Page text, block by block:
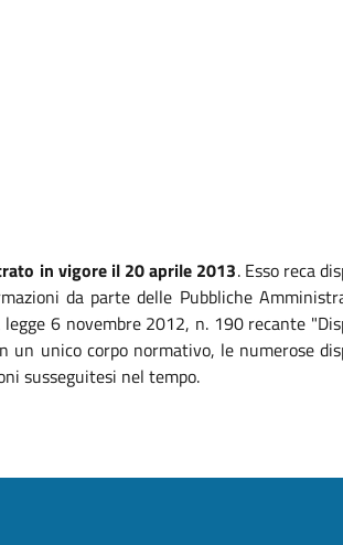
in vigore il 20 aprile 2013. Esso reca
da parte delle Pubbliche
6 novembre 2012, n. 190 recante
unico corpo normativo, le numerose
susseguitesi nel tempo.